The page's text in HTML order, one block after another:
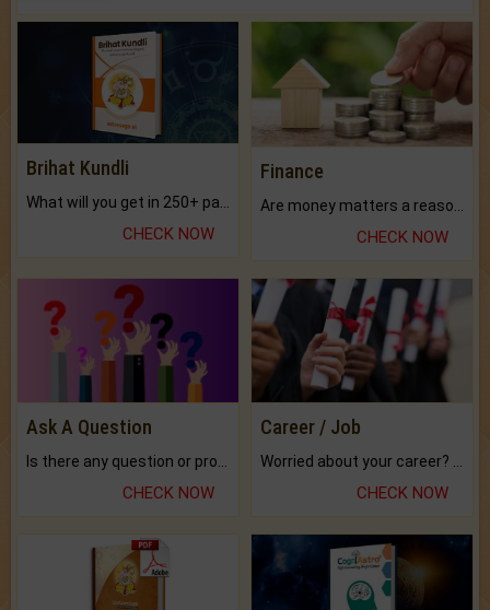
Brihat Kundli
CHECK NOW
Finance
CHECK NOW
Ask A Question
CHECK NOW
Career / Job
CHECK NOW